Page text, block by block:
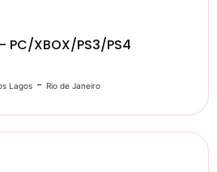
- PC/XBOX/PS3/PS4
Lagos - Rio de Janeiro